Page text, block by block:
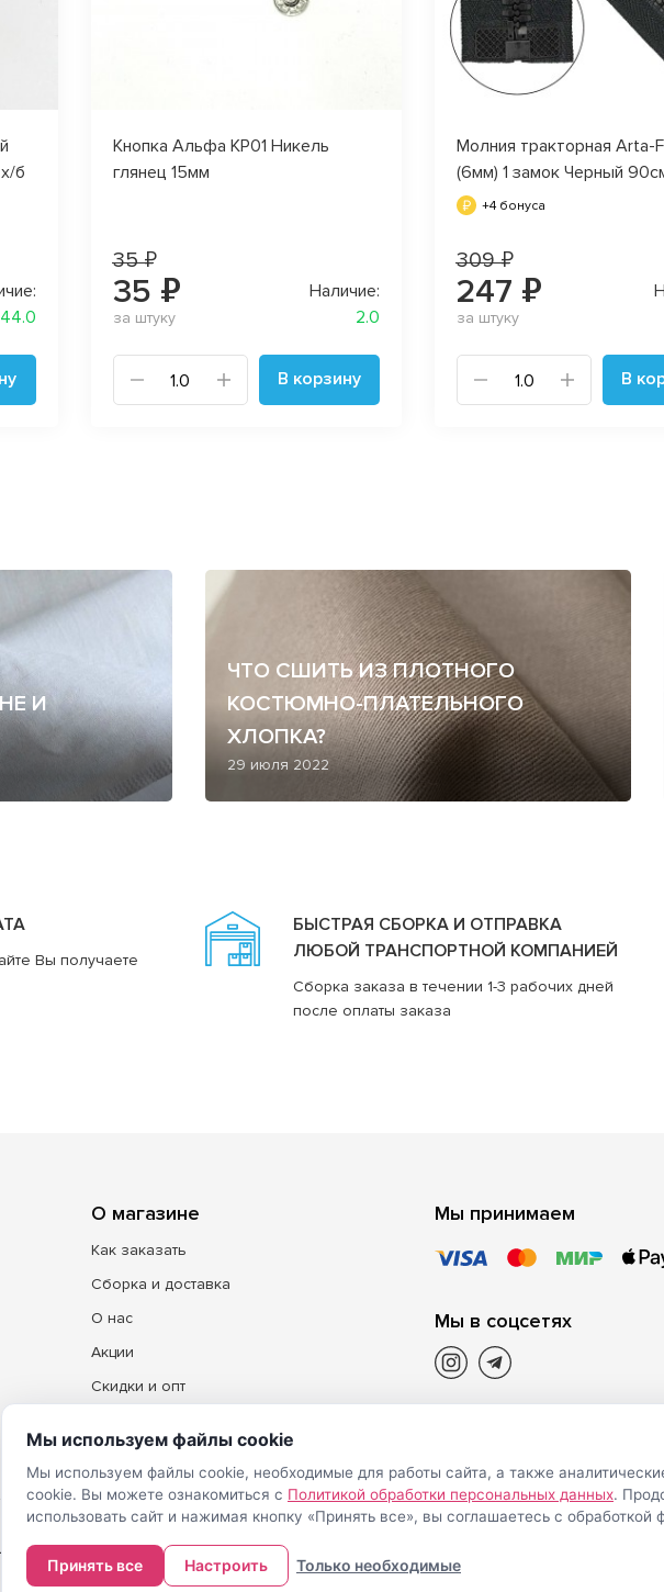
б
44.0
Кнопка Альфа KP01 Никель
глянец 15мм
35 ₽
35 ₽
за штуку
Наличие:
2.0
В корзину
Молния тракторная Arta-
(6мм) 1 замок Черный
+4 бонуса
309 ₽
247 ₽
за штуку
В
И
ЧТО СШИТЬ ИЗ ПЛОТНОГО
КОСТЮМНО-ПЛАТЕЛЬНОГО
ХЛОПКА?
29 июля 2022
Вы получаете
БЫСТРАЯ СБОРКА И ОТПРАВКА
ЛЮБОЙ ТРАНСПОРТНОЙ КОМПАНИЕЙ
Сборка заказа в течении 1-3 рабочих дней
после оплаты заказа
О магазине
Как заказать
Сборка и доставка
О нас
Акции
Скидки и опт
Мы принимаем
Мы в соцсетях
Мы используем файлы cookie
Мы используем файлы cookie, необходимые для работы сайта, а также
cookie. Вы можете ознакомиться с Политикой обработки персональных данных.
использовать сайт и нажимая кнопку «Принять все», вы соглашаетесь с обработкой
Принять все Настроить Только необходимые